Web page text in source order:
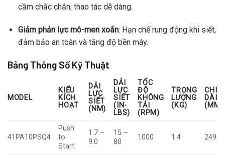
cầm chắc chắn, thao tác dễ dàng.
Giảm phản lực mô-men xoắn: Hạn chế rung động khi siết,
đảm bảo an toàn và tăng độ bền máy.
Bảng Thông Số Kỹ Thuật
MODEL
KIỂU
KÍCH
HOẠT
DẢI
LỰC
SIẾT
(NM)
DẢI
LỰC
SIẾT
(IN-
LBS)
TỐC
ĐỘ
KHÔNG
TẢI
(RPM)
TRỌNG
LƯỢNG
(KG)
DÀI
(MM)
41PA10PSQ4
Push
to
Start
1.7 –
9.0
15 –
80
1000 1.4 249